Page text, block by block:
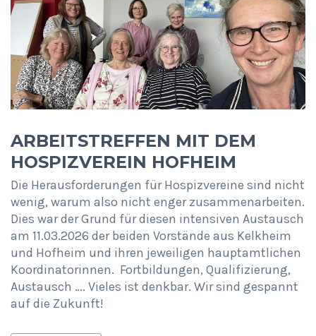
ARBEITSTREFFEN MIT DEM
HOSPIZVEREIN HOFHEIM
Die Herausforderungen für Hospizvereine sind nicht
wenig, warum also nicht enger zusammenarbeiten.
Dies war der Grund für diesen intensiven Austausch
am 11.03.2026 der beiden Vorstände aus Kelkheim
und Hofheim und ihren jeweiligen hauptamtlichen
Koordinatorinnen. Fortbildungen, Qualifizierung,
Austausch …. Vieles ist denkbar. Wir sind gespannt
auf die Zukunft!